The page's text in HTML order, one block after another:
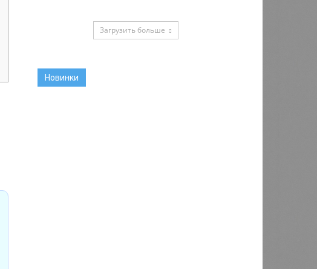
Загрузить больше
Новинки